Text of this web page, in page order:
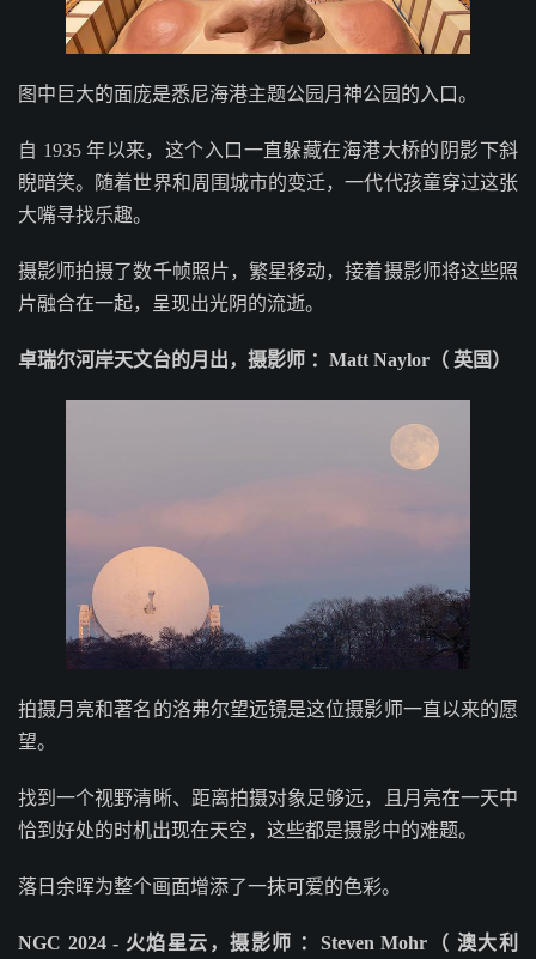
图中巨大的面庞是悉尼海港主题公园月神公园的入口。
自 1935 年以来，这个入口一直躲藏在海港大桥的阴影下斜
睨暗笑。随着世界和周围城市的变迁，一代代孩童穿过这张
大嘴寻找乐趣。
摄影师拍摄了数千帧照片，繁星移动，接着摄影师将这些照
片融合在一起，呈现出光阴的流逝。
卓瑞尔河岸天文台的月出，摄影师 ：Matt Naylor（ 英国）
拍摄月亮和著名的洛弗尔望远镜是这位摄影师一直以来的愿
望。
找到一个视野清晰、距离拍摄对象足够远，且月亮在一天中
恰到好处的时机出现在天空，这些都是摄影中的难题。
落日余晖为整个画面增添了一抹可爱的色彩。
NGC 2024 - 火焰星云，摄影师 ：Steven Mohr（ 澳大利